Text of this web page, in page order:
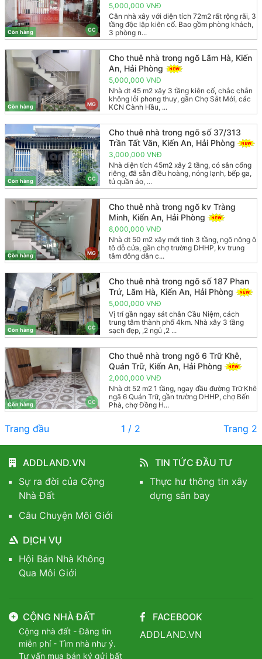
CC
Còn hàng
5,000,000 VNĐ
Căn nhà xây với diện tích 72m2 rất rộng rãi, 3
tầng độc lập kiên cố. Bao gồm phòng khách,
3 phòng n...
MG
Còn hàng
Cho thuê nhà trong ngõ Lãm Hà, Kiến
An, Hải Phòng
5,000,000 VNĐ
Nhà dt 45 m2 xây 3 tầng kiên cố, chắc chắn
không lỗi phong thuy, gần Chợ Sắt Mới, các
KCN Cành Hầu, ...
CC
Còn hàng
Cho thuê nhà trong ngõ số 37/313
Trần Tất Văn, Kiến An, Hải Phòng
3,000,000 VNĐ
Nhà diện tích 45m2 xây 2 tầng, có sân cổng
riêng, đã sẵn điều hoàng, nóng lạnh, bếp ga,
tủ quần áo, ...
MG
Còn hàng
Cho thuê nhà trong ngõ kv Tràng
Minh, Kiến An, Hải Phòng
8,000,000 VNĐ
Nhà dt 50 m2 xây mới tinh 3 tầng, ngõ nông ô
tô đỗ cửa, gần chợ trường DHHP, kv trung
tâm đông dân c...
CC
Còn hàng
Cho thuê nhà trong ngõ số 187 Phan
Trứ, Lãm Hà, Kiến An, Hải Phòng
5,000,000 VNĐ
Vị trí gần ngay sát chân Cầu Niệm, cách
trung tâm thành phố 4km. Nhà xây 3 tầng
sạch đẹp, ,2 ngủ ,2 ...
CC
Còn hàng
Cho thuê nhà trong ngõ 6 Trữ Khê,
Quán Trữ, Kiến An, Hải Phòng
2,000,000 VNĐ
Nhà dt 52 m2 1 tầng, ngay đầu đường Trữ Khê
ngã 6 Quán Trữ, gần trường DHHP, chợ Bến
Phà, chợ Đồng H...
Trang đầu 1 / 2 Trang 2
ADDLAND.VN
Sự ra đời của Cộng
Nhà Đất
Câu Chuyện Môi Giới
TIN TỨC ĐẦU TƯ
Thực hư thông tin xây
dựng sân bay
DỊCH VỤ
Hội Bán Nhà Không
Qua Môi Giới
CỘNG NHÀ ĐẤT
Cộng nhà đất - Đăng tin
miễn phí - Tìm nhà như ý.
Tư vấn mua bán ký gửi bất
FACEBOOK
ADDLAND.VN